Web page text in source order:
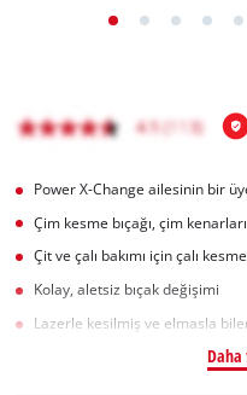
Power X-Change ailesinin bir
Çim kesme bıçağı, çim
Çit ve çalı bakımı için çalı kesme
Kolay, aletsiz bıçak değişimi
Lazerle kesilmiş ve elmasla
Daha